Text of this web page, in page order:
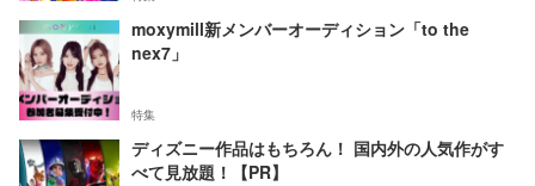
moxymill新メンバーオーディション「to the
nex7」
特集
ディズニー作品はもちろん！ 国内外の人気作がす
べて見放題！【PR】